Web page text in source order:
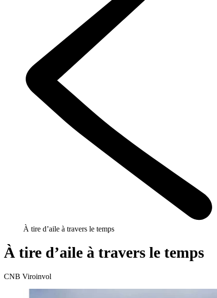
À tire d’aile à travers le temps
À tire d’aile à travers le temps
CNB Viroinvol